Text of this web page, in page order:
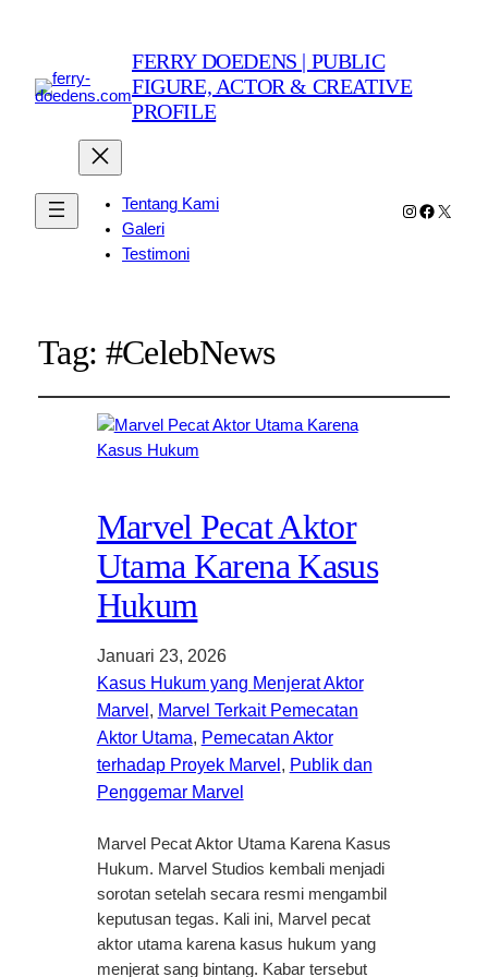
FERRY DOEDENS | PUBLIC
FIGURE, ACTOR & CREATIVE
PROFILE
Tentang Kami
Galeri
Testimoni
Instagram
X
Tag: #CelebNews
Marvel Pecat Aktor
Utama Karena Kasus
Hukum
Januari 23, 2026
Kasus Hukum yang Menjerat Aktor
Marvel , Marvel Terkait Pemecatan
Aktor Utama, Pemecatan Aktor
terhadap Proyek Marvel , Publik dan
Penggemar Marvel
Marvel Pecat Aktor Utama Karena Kasus
Hukum. Marvel Studios kembali menjadi
sorotan setelah secara resmi mengambil
keputusan tegas. Kali ini, Marvel pecat
aktor utama karena kasus hukum yang
menjerat sang bintang. Kabar tersebut